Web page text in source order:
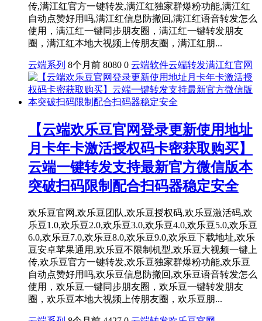
传,满江红官方一键转发,满江红独家群爆粉功能,满江红
自动点赞好用吗,满江红信息防撤回,满江红语音转发怎么
使用，满江红一键同步朋友圈，满江红一键转发朋友
圈，满江红本地大视频上传朋友圈，满江红朋...
云端系列 8个月前 8080 0 云端软件云端转发满江红官网
【云端欢乐豆官网登录更新使用地址
月卡年卡激活授权码卡密获取购买】
云端一键转发支持最新官方微信版本
突破扫码限制配合扫码器稳定安全
欢乐豆官网,欢乐豆团队,欢乐豆授权码,欢乐豆激活码,欢
乐豆1.0,欢乐豆2.0,欢乐豆3.0,欢乐豆4.0,欢乐豆5.0,欢乐豆
6.0,欢乐豆7.0,欢乐豆8.0,欢乐豆9.0,欢乐豆下载地址,欢乐
豆安卓苹果通用,欢乐豆不限制机型,欢乐豆大视频一键上
传,欢乐豆官方一键转发,欢乐豆独家群爆粉功能,欢乐豆
自动点赞好用吗,欢乐豆信息防撤回,欢乐豆语音转发怎么
使用，欢乐豆一键同步朋友圈，欢乐豆一键转发朋友
圈，欢乐豆本地大视频上传朋友圈，欢乐豆朋...